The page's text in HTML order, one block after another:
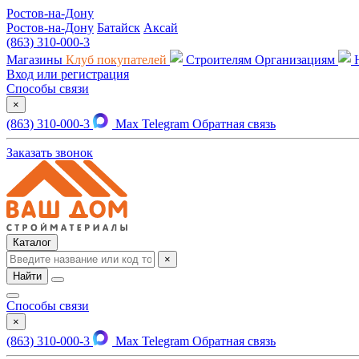
Ростов-на-Дону
Ростов-на-Дону Батайск Аксай
(863) 310-000-3
Магазины Клуб покупателей Строителям Организациям
Вход или регистрация
Способы связи
×
(863) 310-000-3 Max Telegram Обратная связь
Заказать звонок
Каталог
×
Найти
Способы связи
×
(863) 310-000-3 Max Telegram Обратная связь